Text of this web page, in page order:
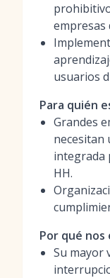
empresas
usuarios
Para quién
Grandes
necesitan
integrada
HH.
Por qué nos
Su mayor